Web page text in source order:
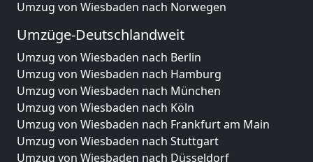
Umzug von Wiesbaden nach Norwegen
Umzüge-Deutschlandweit
Umzug von Wiesbaden nach Berlin
Umzug von Wiesbaden nach Hamburg
Umzug von Wiesbaden nach München
Umzug von Wiesbaden nach Köln
Umzug von Wiesbaden nach Frankfurt am Main
Umzug von Wiesbaden nach Stuttgart
Umzug von Wiesbaden nach Düsseldorf